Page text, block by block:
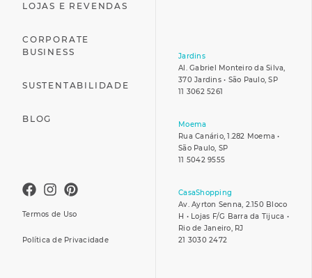
LOJAS E REVENDAS
CORPORATE
BUSINESS
SUSTENTABILIDADE
BLOG
Termos de Uso
Política de Privacidade
Jardins
Al. Gabriel Monteiro da Silva,
370 Jardins • São Paulo, SP
11 3062 5261
Moema
Rua Canário, 1.282 Moema •
São Paulo, SP
11 5042 9555
CasaShopping
Av. Ayrton Senna, 2.150 Bloco
H • Lojas F/G Barra da Tijuca •
Rio de Janeiro, RJ
21 3030 2472